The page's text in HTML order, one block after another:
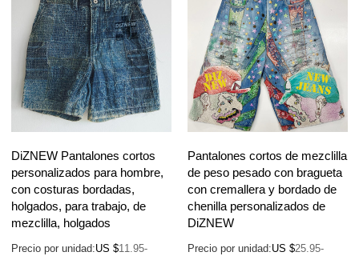
DiZNEW Pantalones cortos
personalizados para hombre,
con costuras bordadas,
holgados, para trabajo, de
mezclilla, holgados
Precio por unidad:US $11.95-
Pantalones cortos de mezclilla
de peso pesado con bragueta
con cremallera y bordado de
chenilla personalizados de
DiZNEW
Precio por unidad:US $25.95-